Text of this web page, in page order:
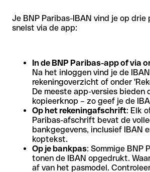
Je BNP Paribas-IBAN vind je op drie
snelst via de app:
In de BNP Paribas-app of via
Na het inloggen vind je de
rekeningoverzicht of onder
De meeste app-versies bieden
kopieerknop – zo geef je de
Op het rekeningafschrift: Elk
Paribas-afschrift bevat de
bankgegevens, inclusief IBAN
koptekst.
Op je bankpas: Sommige BNP
tonen de IBAN opgedrukt.
af van het pasmodel.